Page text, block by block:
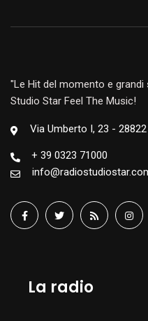
"Le Hit del momento e
Studio Star Feel The Music!
Via Umberto I, 23 -
+ 39 0323 71000
La radio